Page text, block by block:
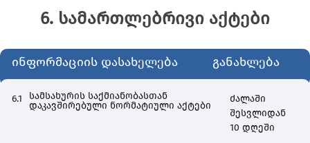
6. სამართლებრივი აქტები
ინფორმაციის დასახელება განახლება
6.1
სამსახურის საქმიანობასთან
დაკავშირებული ნორმატიული აქტები
ძალაში
შესვლიდან
10 დღეში